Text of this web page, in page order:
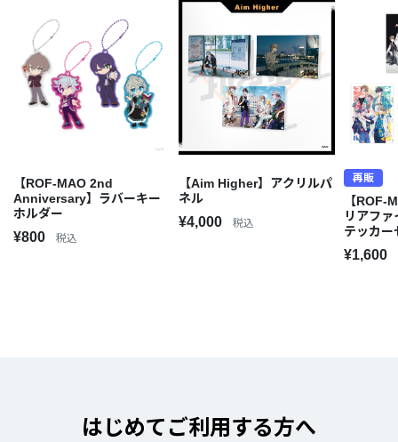
【ROF-MAO 2nd
Anniversary】ラバーキー
ホルダー
¥800 税込
【Aim Higher】アクリルパ
ネル
¥4,000 税込
再販
【ROF-
リアフ
テッカー
¥1,600
はじめてご利用する方へ